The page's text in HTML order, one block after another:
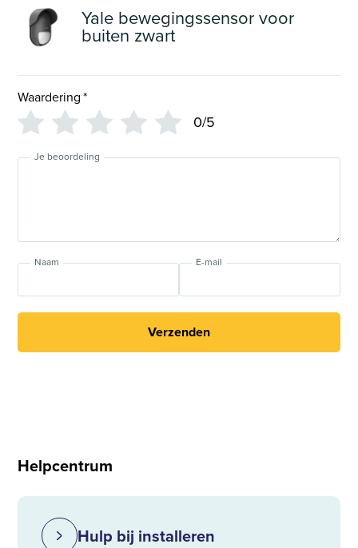
Yale bewegingssensor voor
buiten zwart
Waardering*
0/5
Je beoordeling
Naam E-mail
Verzenden
Helpcentrum
Hulp bij installeren